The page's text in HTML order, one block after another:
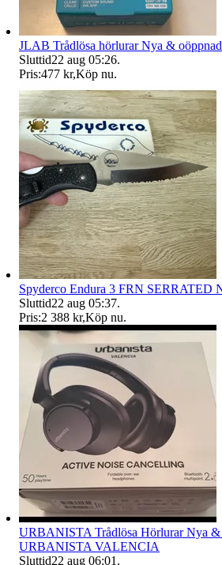
JLAB Trådlösa hörlurar Nya &
Sluttid22 aug 05:26.
Pris:477 kr,Köp nu.
Spyderco Endura 3 FRN SERRATED
Sluttid22 aug 05:37.
Pris:2 388 kr,Köp nu.
URBANISTA Trådlösa Hörlurar Nya &
URBANISTA VALENCIA
Sluttid22 aug 06:01 .